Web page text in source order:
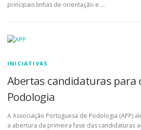
principais linhas de orientação e …
INICIATIVAS
Abertas candidaturas para
Podologia
A Associação Portuguesa de Podologia (APP)
a abertura da primeira fase das candidaturas